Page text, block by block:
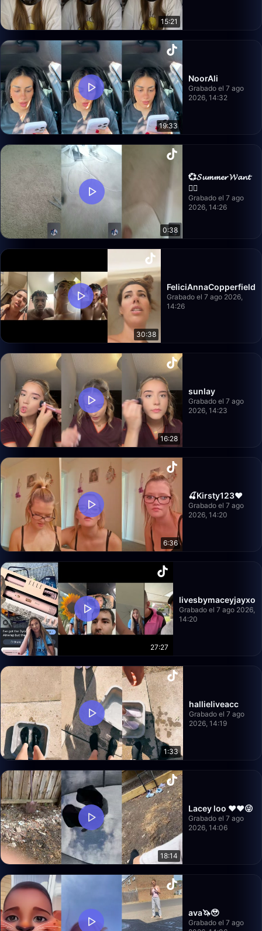
15:21
19:33
NoorAli
Grabado el 7 ago
2026, 14:32
0:38
💞𝓢𝓾𝓶𝓶𝓮𝓻 𝓦𝓪𝓷𝓽
❤️‍🔥
Grabado el 7 ago
2026, 14:26
30:38
FeliciAnnaCopperfield
Grabado el 7 ago 2026,
14:26
16:28
sunlay
Grabado el 7 ago
2026, 14:23
6:36
🍒Kirsty123❤️
Grabado el 7 ago
2026, 14:20
27:27
livesbymaceyjayxo
Grabado el 7 ago 2026,
14:20
1:33
hallieliveacc
Grabado el 7 ago
2026, 14:19
18:14
Lacey loo ❤️❤️😜
Grabado el 7 ago
2026, 14:06
ava🦄🥹
Grabado el 7 ago